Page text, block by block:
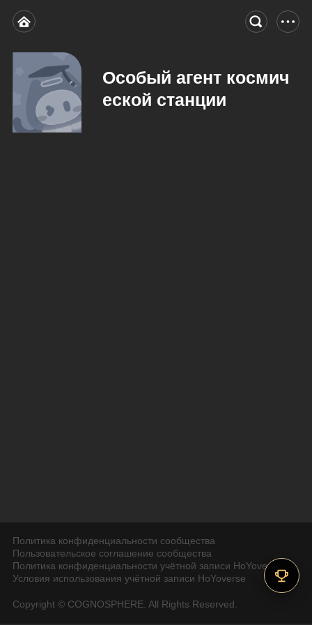
Особый агент космич
еской станции
Политика конфиденциальности сообщества
Пользовательское соглашение сообщества
Политика конфиденциальности учётной записи HoYoverse
Условия использования учётной записи HoYoverse
Copyright © COGNOSPHERE. All Rights Reserved.